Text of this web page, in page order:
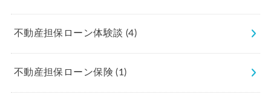
不動産担保ローン体験談 (4)
不動産担保ローン保険(1)